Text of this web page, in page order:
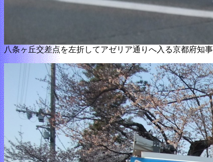
八条ヶ丘交差点を左折してアゼリア通りへ入る京都府知